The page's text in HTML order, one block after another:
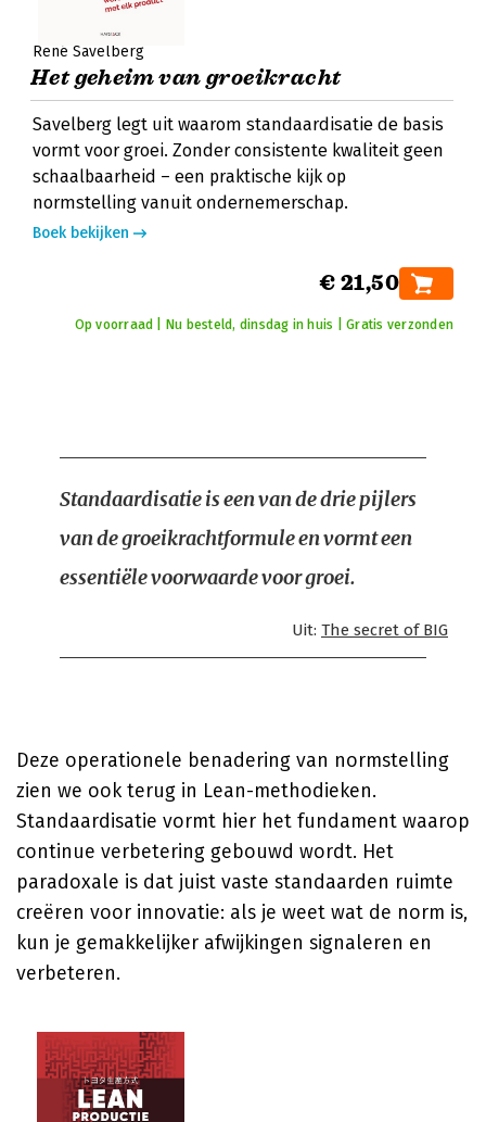
René Savelberg
Het geheim van groeikracht
Savelberg legt uit waarom standaardisatie de basis
vormt voor groei. Zonder consistente kwaliteit geen
schaalbaarheid – een praktische kijk op
normstelling vanuit ondernemerschap.
Boek bekijken
€ 21,50
Op voorraad | Nu besteld, dinsdag in huis | Gratis verzonden
Standaardisatie is een van de drie pijlers
van de groeikrachtformule en vormt een
essentiële voorwaarde voor groei.
Uit: The secret of BIG
Deze operationele benadering van normstelling
zien we ook terug in Lean-methodieken.
Standaardisatie vormt hier het fundament waarop
continue verbetering gebouwd wordt. Het
paradoxale is dat juist vaste standaarden ruimte
creëren voor innovatie: als je weet wat de norm is,
kun je gemakkelijker afwijkingen signaleren en
verbeteren.